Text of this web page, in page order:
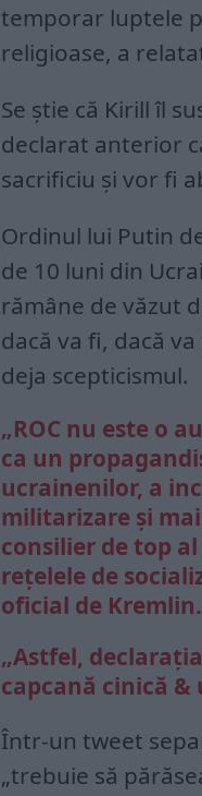
temporar luptele
religioase, a
Se știe că Kirill îl
declarat anterior
sacrificiu și vor fi
Ordinul lui Putin
de 10 luni din
rămâne de văzut
dacă va fi, dacă
deja scepticismul.
„ROC nu este o
ca un
ucrainenilor, a
militarizare și
consilier de top
rețelele de
oficial de Kremlin.
„Astfel,
capcană cinică &
Într-un tweet
„trebuie să